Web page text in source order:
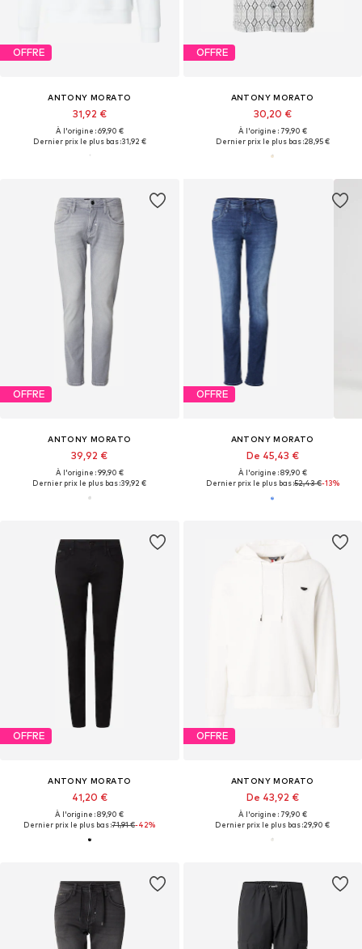
OFFRE
ANTONY MORATO
31,92 €
À l'origine : 69,90 €
Dernier prix le plus bas :31,92 €
OFFRE
ANTONY MORATO
30,20 €
À l'origine : 79,90 €
Dernier prix le plus bas :28,95 €
OFFRE
ANTONY MORATO
39,92 €
À l'origine : 99,90 €
Dernier prix le plus bas :39,92 €
OFFRE
ANTONY MORATO
De 45,43 €
À l'origine : 89,90 €
Dernier prix le plus bas :52,43 €-13%
OFFRE
ANTONY MORATO
41,20 €
À l'origine : 89,90 €
Dernier prix le plus bas :71,91 €-42%
OFFRE
ANTONY MORATO
De 43,92 €
À l'origine : 79,90 €
Dernier prix le plus bas :29,90 €